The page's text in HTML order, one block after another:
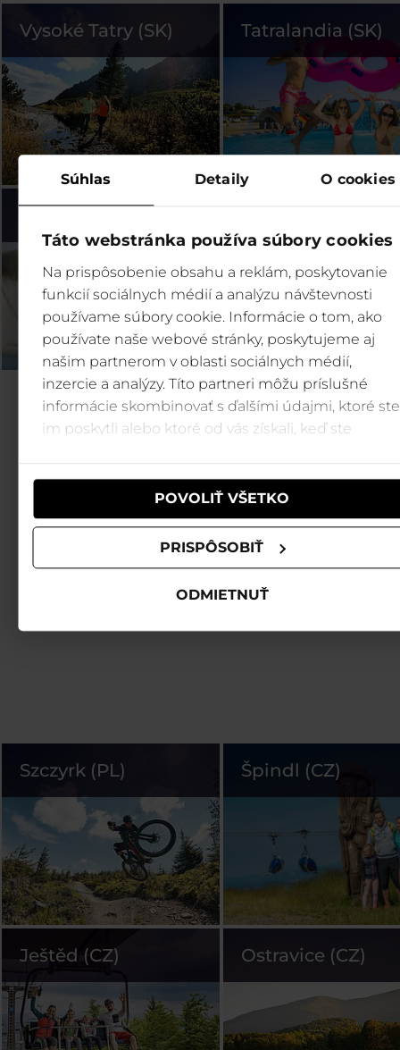
Súhlas Detaily O cookies
Táto webstránka používa súbory cookies
Na prispôsobenie obsahu a reklám, poskytovanie
funkcií sociálnych médií a analýzu návštevnosti
používame súbory cookie. Informácie o tom, ako
používate naše webové stránky, poskytujeme aj
našim partnerom v oblasti sociálnych médií,
inzercie a analýzy. Títo partneri môžu príslušné
informácie skombinovať s ďalšími údajmi, ktoré ste
im poskytli alebo ktoré od vás získali, keď ste
POVOLIŤ VŠETKO
PRISPÔSOBIŤ
ODMIETNUŤ
Vysoké Tatry (SK) Tatralandia (SK)
Szczyrk (PL) Špindl (CZ)
Ještěd (CZ) Ostravice (CZ)